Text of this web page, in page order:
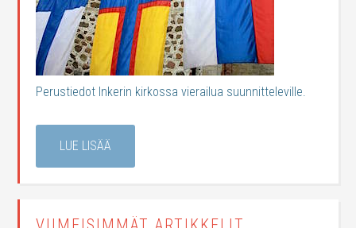
Perustiedot Inkerin kirkossa vierailua suunnitteleville.
LUE LISÄÄ